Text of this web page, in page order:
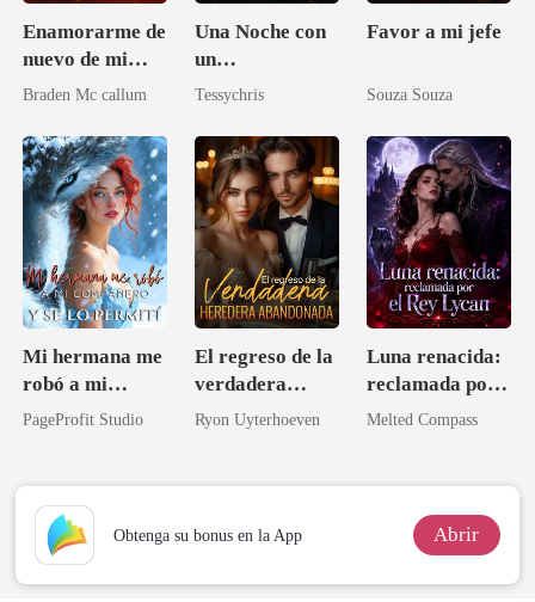
Enamorarme de
nuevo de mi
esposa no
Braden Mc callum
Una Noche con
un
Multimillonario
Tessychris
Favor a mi jefe
Souza Souza
Mi hermana me
robó a mi
compañero y se
PageProfit Studio
El regreso de la
verdadera
heredera
Ryon Uyterhoeven
Luna renacida:
reclamada por
el Rey Lycan
Melted Compass
Obtenga su bonus en la App Abrir